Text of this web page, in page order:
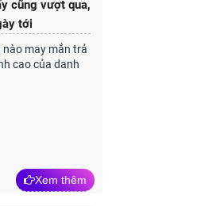
cũng vượt qua,
tới
nào may mắn trả
cao của danh
Xem thêm